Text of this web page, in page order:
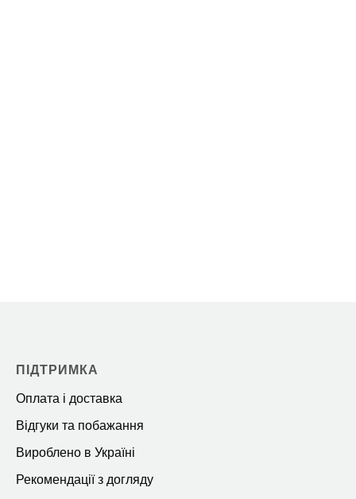
ПІДТРИМКА
Оплата і доставка
Відгуки та побажання
Вироблено в Україні
Рекомендації з догляду